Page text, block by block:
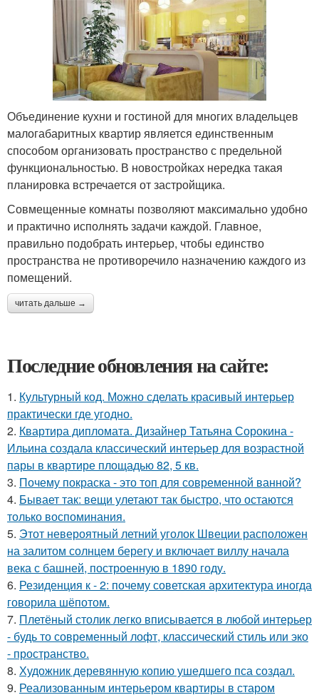
Объединение кухни и гостиной для многих владельцев
малогабаритных квартир является единственным
способом организовать пространство с предельной
функциональностью. В новостройках нередка такая
планировка встречается от застройщика.
Совмещенные комнаты позволяют максимально удобно
и практично исполнять задачи каждой. Главное,
правильно подобрать интерьер, чтобы единство
пространства не противоречило назначению каждого из
помещений.
читать дальше →
Последние обновления на сайте:
1. Культурный код. Можно сделать красивый интерьер
практически где угодно.
2. Квартира дипломата. Дизайнер Татьяна Сорокина -
Ильина создала классический интерьер для возрастной
пары в квартире площадью 82, 5 кв.
3. Почему покраска - это топ для современной ванной?
4. Бывает так: вещи улетают так быстро, что остаются
только воспоминания.
5. Этот невероятный летний уголок Швеции расположен
на залитом солнцем берегу и включает виллу начала
века с башней, построенную в 1890 году.
6. Резиденция к - 2: почему советская архитектура иногда
говорила шёпотом.
7. Плетёный столик легко вписывается в любой интерьер
- будь то современный лофт, классический стиль или эко
- пространство.
8. Художник деревянную копию ушедшего пса создал.
9. Реализованным интерьером квартиры в старом